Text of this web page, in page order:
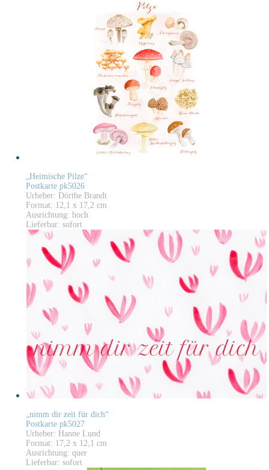
„Heimische Pilze“
Postkarte pk5026
Urheber: Dörthe Brandt
Format: 12,1 x 17,2 cm
Ausrichtung: hoch
Lieferbar: sofort
„nimm dir zeit für dich“
Postkarte pk5027
Urheber: Hanne Lund
Format: 17,2 x 12,1 cm
Ausrichtung: quer
Lieferbar: sofort